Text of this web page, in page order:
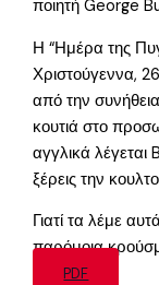
ποιητή George
Η “Ημέρα της
Χριστούγεννα,
από την
κουτιά στο
αγγλικά
ξέρεις την
Γιατί τα λέμε
παρόμοια
PDF